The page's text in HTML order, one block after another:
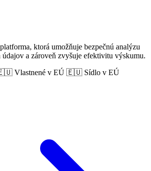
ktorá umožňuje bezpečnú analýzu
a zároveň zvyšuje efektivitu výskumu.
Vlastnené v EÚ 🇪🇺 Sídlo v EÚ